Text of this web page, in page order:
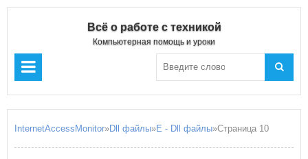
Всё о работе с техникой
Компьютерная помощь и уроки
InternetAccessMonitor»Dll файлы»E - Dll файлы»Страница 10